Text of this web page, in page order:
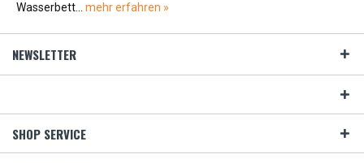
Wasserbett... mehr erfahren »
NEWSLETTER
SHOP SERVICE